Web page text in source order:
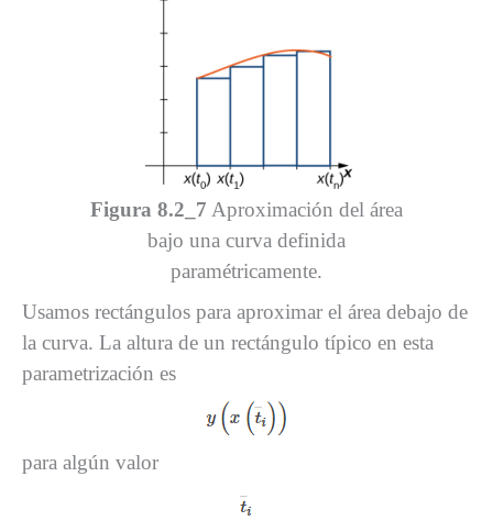
Figura 8.2_7 Aproximación del área
bajo una curva definida
paramétricamente.
Usamos rectángulos para aproximar el área debajo de
la curva. La altura de un rectángulo típico en esta
parametrización es
para algún valor